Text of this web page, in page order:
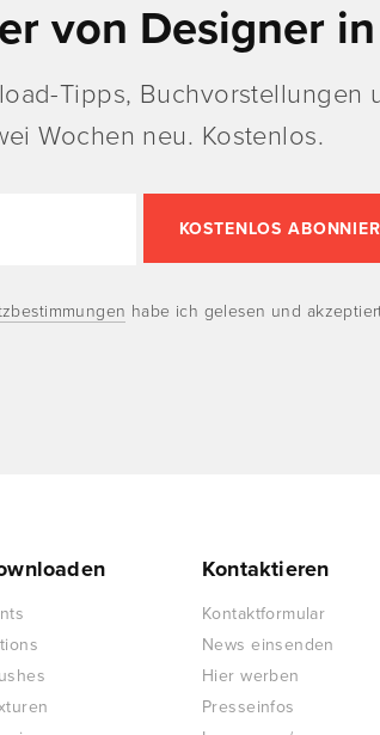
von Designer
Tipps, Buchvorstellungen
Wochen neu. Kostenlos.
habe ich gelesen und
Kontaktieren
Kontaktformular
News einsenden
Hier werben
Presseinfos